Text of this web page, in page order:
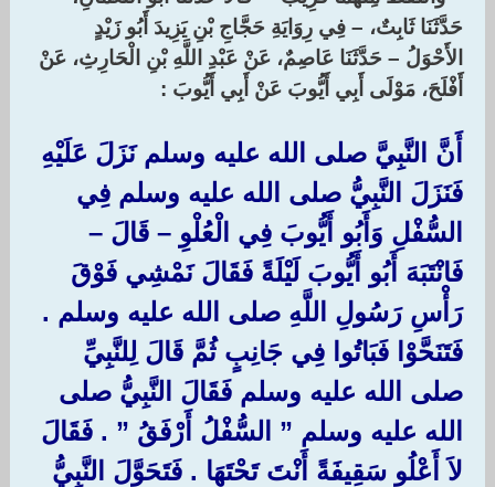
حَدَّثَنَا ثَابِتٌ، – فِي رِوَايَةِ حَجَّاجِ بْنِ يَزِيدَ أَبُو زَيْدٍ
الأَحْوَلُ – حَدَّثَنَا عَاصِمٌ، عَنْ عَبْدِ اللَّهِ بْنِ الْحَارِثِ، عَنْ
أَفْلَحَ، مَوْلَى أَبِي أَيُّوبَ عَنْ أَبِي أَيُّوبَ :‏
أَنَّ النَّبِيَّ صلى الله عليه وسلم نَزَلَ عَلَيْهِ
فَنَزَلَ النَّبِيُّ صلى الله عليه وسلم فِي
السُّفْلِ وَأَبُو أَيُّوبَ فِي الْعُلْوِ – قَالَ –
فَانْتَبَهَ أَبُو أَيُّوبَ لَيْلَةً فَقَالَ نَمْشِي فَوْقَ
رَأْسِ رَسُولِ اللَّهِ صلى الله عليه وسلم ‏.‏
فَتَنَحَّوْا فَبَاتُوا فِي جَانِبٍ ثُمَّ قَالَ لِلنَّبِيِّ
صلى الله عليه وسلم فَقَالَ النَّبِيُّ صلى
الله عليه وسلم ‏”‏ السُّفْلُ أَرْفَقُ ‏”‏ ‏.‏ فَقَالَ
لاَ أَعْلُو سَقِيفَةً أَنْتَ تَحْتَهَا ‏.‏ فَتَحَوَّلَ النَّبِيُّ